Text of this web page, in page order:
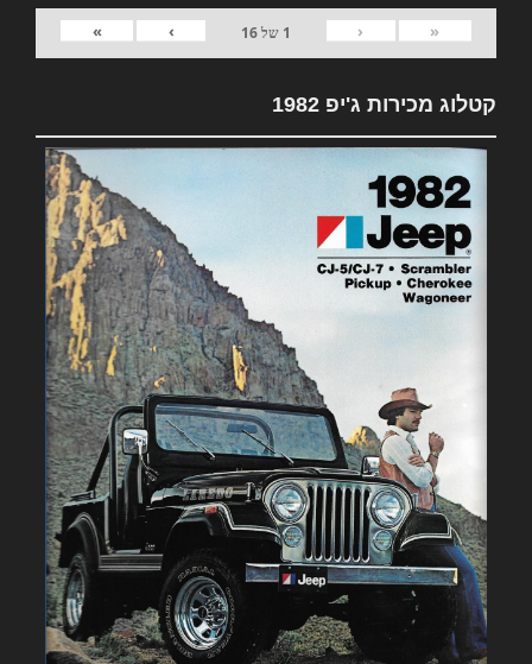
«
‹
1 של16
›
»
קטלוג מכירות ג'יפ 1982